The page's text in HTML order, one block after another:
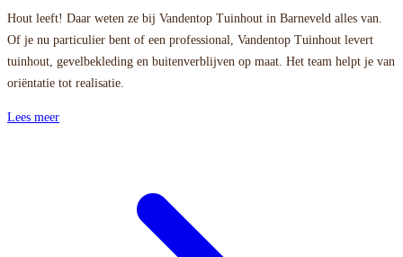
Hout leeft! Daar weten ze bij Vandentop Tuinhout in Barneveld alles van.
Of je nu particulier bent of een professional, Vandentop Tuinhout levert
tuinhout, gevelbekleding en buitenverblijven op maat. Het team helpt je van
oriëntatie tot realisatie.
Lees meer